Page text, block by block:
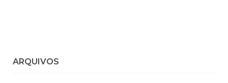
ARQUIVOS